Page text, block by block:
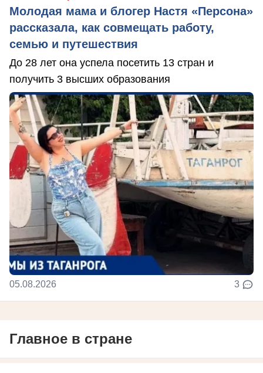
Молодая мама и блогер Настя «Персона»
рассказала, как совмещать работу,
семью и путешествия
До 28 лет она успела посетить 13 стран и
получить 3 высших образования
05.08.2026 3
Главное в стране